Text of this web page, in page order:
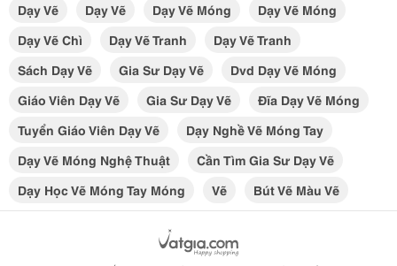
Dạy Vẽ Dạy Vẽ Dạy Vẽ Móng
Dạy Vẽ Móng
Dạy Vẽ Chì
Dạy Vẽ Tranh
Dạy Vẽ Tranh
Sách Dạy Vẽ
Gia Sư Dạy Vẽ
Dvd Dạy Vẽ Móng
Giáo Viên Dạy Vẽ
Gia Sư Dạy Vẽ
Đĩa Dạy Vẽ Móng
Tuyển Giáo Viên Dạy Vẽ
Dạy Nghề Vẽ Móng Tay
Dạy Vẽ Móng Nghệ Thuật
Cần Tìm Gia Sư Dạy Vẽ
Dạy Học Vẽ Móng Tay Móng
Vẽ Bút Vẽ Màu Vẽ